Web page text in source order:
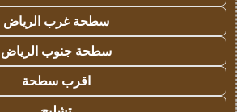
سطحة غرب الرياض
سطحة جنوب الرياض
اقرب سطحة